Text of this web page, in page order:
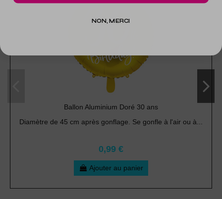
Ballon Aluminium Doré 30 ans
Diamètre de 45 cm après gonflage. Se gonfle à l'air ou à...
0,99 €
Ajouter au panier
NON, MERCI